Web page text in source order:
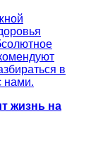
в
нами.
жизнь на